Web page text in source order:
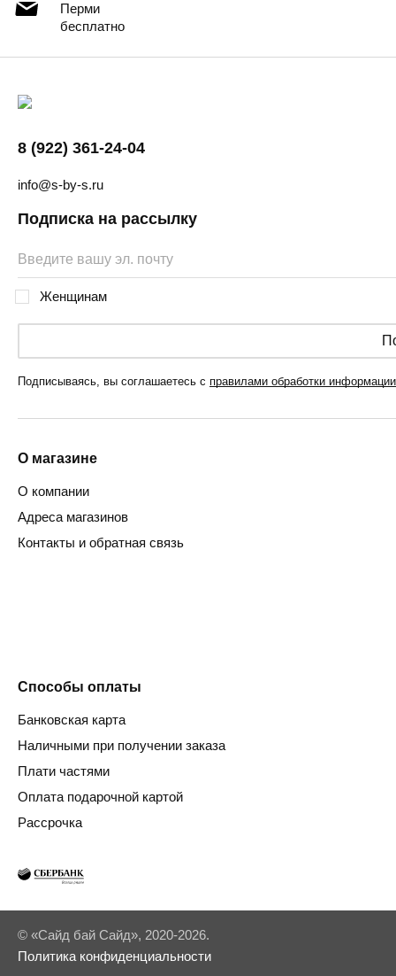
Перми
бесплатно
8 (922) 361-24-04
info@s-by-s.ru
Подписка на рассылку
Женщинам
Подписываясь, вы соглашаетесь с правилами обработки информации
О магазине
О компании
Адреса магазинов
Контакты и обратная связь
Способы оплаты
Банковская карта
Наличными при получении заказа
Плати частями
Оплата подарочной картой
Рассрочка
© «Сайд бай Сайд», 2020-2026.
Политика конфиденциальности